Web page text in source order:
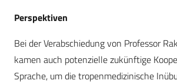
Perspektiven
Bei der Verabschiedung von Professor
kamen auch potenzielle zukünftige
Sprache, um die tropenmedizinische